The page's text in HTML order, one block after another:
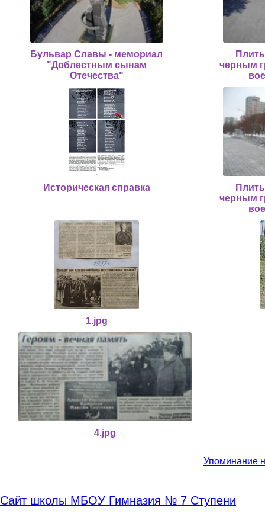
Бульвар Славы - мемориал
"Доблестным сынам
Отечества"
черным
Историческая справка
черным
1.jpg
4.jpg
Упоминание
Сайт школы МБОУ Гимназия № 7 Ступени